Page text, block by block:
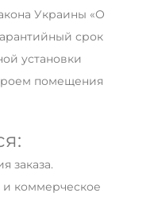
Украины «О
срок
установки
помещения
заказа.
коммерческое